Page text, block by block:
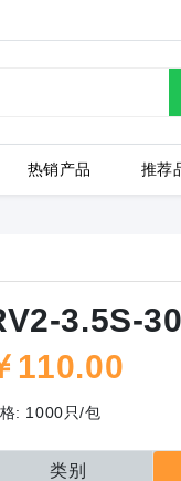
热销产品 推荐
上海有乐
3.5S-30
110.00
: 1000只/包
类别